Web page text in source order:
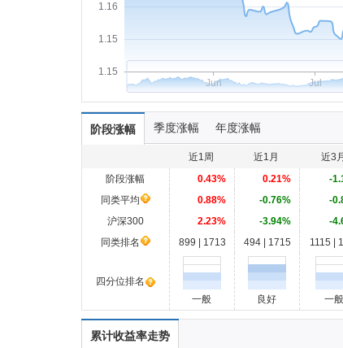
1.15
1.15
1.16
Jun Jul
阶段涨幅 季度涨幅 年度涨幅
近1周 近1月 近3月
阶段涨幅
0.43% 0.21% -
同类平均
0.88% -0.76% -
沪深300
2.23% -3.94% -
同类排名
899 | 1713 494 | 1715 1115 |
四分位排名
一般
良好 一般
累计收益率走势